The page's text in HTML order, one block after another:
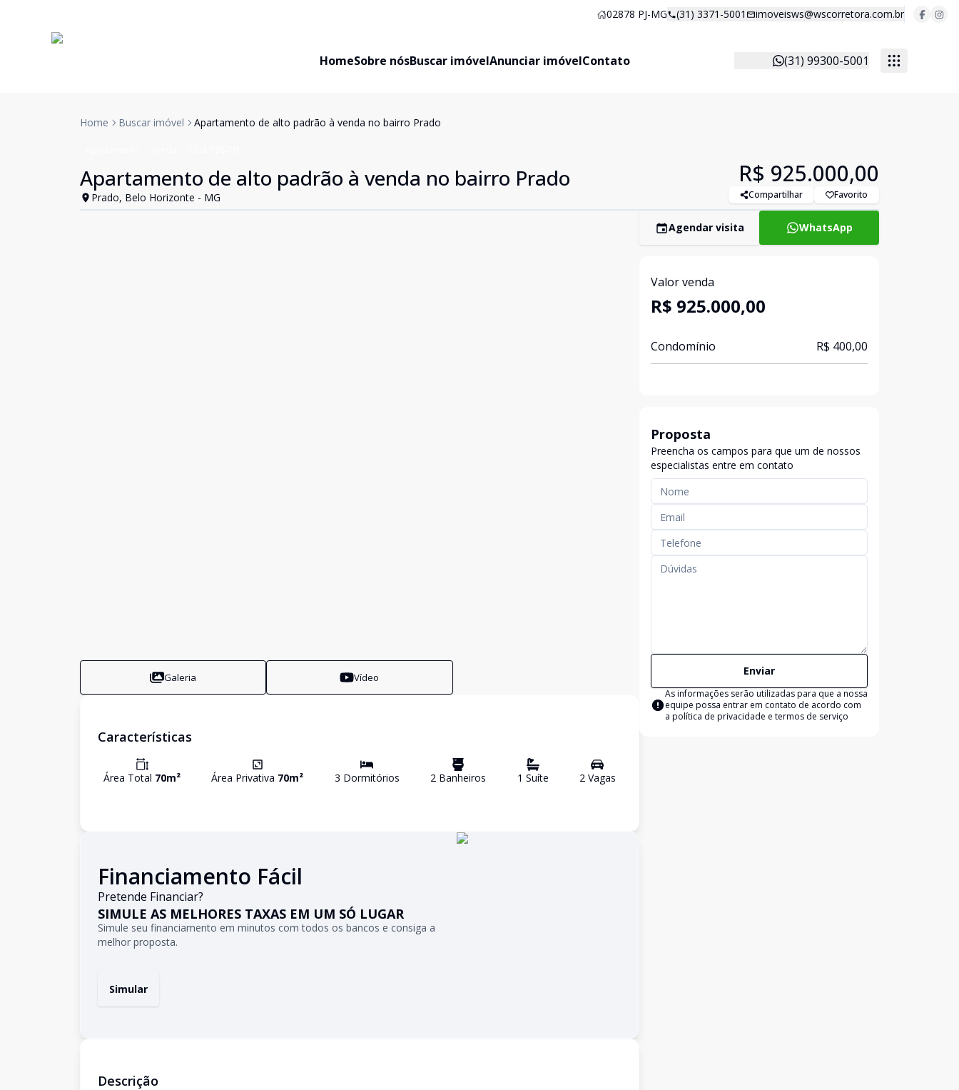
02878 PJ-MG (31) 3371-5001 imoveisws@wscorretora.com.br
HomeSobre nósBuscar imóvelAnunciar imóvelContato (31) 99300-5001
Home Buscar imóvel Apartamento de alto padrão à venda no bairro Prado
Apartamento de alto padrão à venda no bairro Prado
Prado, Belo Horizonte - MG
R$ 925.000,00
Compartilhar Favorito
Galeria Vídeo
Características
Área Total 70m² Área Privativa 70m² 3 Dormitórios 2 Banheiros 1 Suíte 2Vagas
Financiamento Fácil
Pretende Financiar?
SIMULE AS MELHORES TAXAS EM UM SÓ LUGAR
Simule seu financiamento em minutos com todos os bancos e consiga a
melhor proposta.
Simular
Descrição
Agendar visita WhatsApp
Valor venda
R$ 925.000,00
Condomínio R$ 400,00
Proposta
Preencha os campos para que um de nossos
especialistas entre em contato
Enviar
As informações serão utilizadas para que a nossa
equipe possa entrar em contato de acordo com
a política de privacidade e termos de serviço